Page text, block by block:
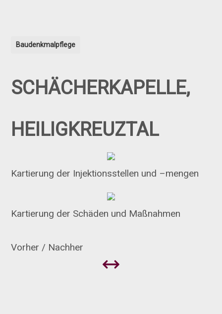
Baudenkmalpflege
SCHÄCHERKAPELLE,
HEILIGKREUZTAL
Kartierung der Injektionsstellen und –mengen
Kartierung der Schäden und Maßnahmen
Vorher / Nachher